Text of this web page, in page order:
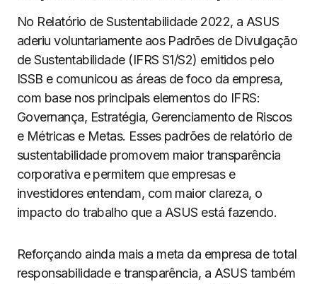
No Relatório de Sustentabilidade 2022, a ASUS
aderiu voluntariamente aos Padrões de Divulgação
de Sustentabilidade (IFRS S1/S2) emitidos pelo
ISSB e comunicou as áreas de foco da empresa,
com base nos principais elementos do IFRS:
Governança, Estratégia, Gerenciamento de Riscos
e Métricas e Metas. Esses padrões de relatório de
sustentabilidade promovem maior transparência
corporativa e permitem que empresas e
investidores entendam, com maior clareza, o
impacto do trabalho que a ASUS está fazendo.
Reforçando ainda mais a meta da empresa de total
responsabilidade e transparência, a ASUS também